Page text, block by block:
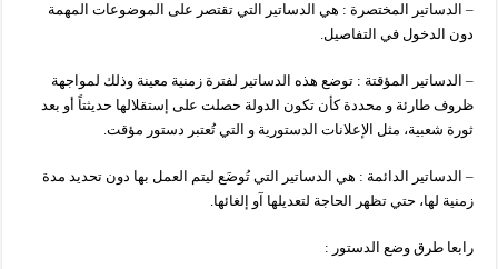
– الدساتير المختصرة : هي الدساتير التي تقتصر على الموضوعات المهمة
دون الدخول في التفاصيل.
– الدساتير المؤقتة : توضع هذه الدساتير لفترة زمنية معينة وذلك لمواجهة
ظروف طارئة و محددة كأن تكون الدولة حصلت على إستقلالها حديثتاً أو بعد
ثورة شعبية، مثل الإعلانات الدستورية و التي تُعتبر دستور مؤقت.
– الدساتير الدائمة : هي الدساتير التي تُوضَع ليتم العمل بها دون تحديد مدة
زمنية لها، حتي تظهر الحاجة لتعديلها آو إلغائها.
رابعا طرق وضع الدستور :